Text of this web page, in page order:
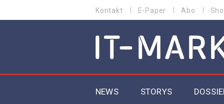
zum
MENU
Kontakt E-Paper Abo
MAIN NAVIGATION
NEWS STORYS